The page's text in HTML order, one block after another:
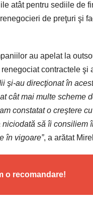
atât pentru sediile de
de preţuri şi
au apelat la
contractele şi
şi-au direcţionat în
cât mai multe scheme
constatat o creştere
să îi consiliem
în vigoare”, a arătat
o recomandare!